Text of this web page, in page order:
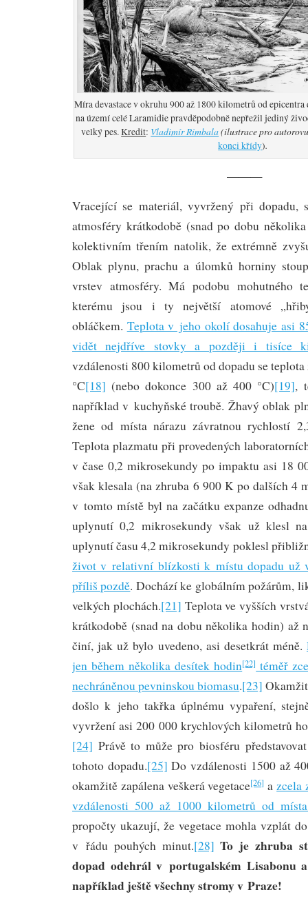
Míra devastace v okruhu 900 až 1800 kilometrů od epicentra
na území celé Laramidie pravděpodobně nepřežil jediný
velký pes.Kredit: Vladimír Rimbala(ilustrace pro
konci křídy).
———
Vracející se materiál, vyvržený při dopadu,
atmosféry krátkodobě (snad po dobu
kolektivním třením natolik, že extrémně
Oblak plynu, prachu a úlomků horniny
vrstev atmosféry. Má podobu mohutného
kterému jsou i ty největší atomové
obláčkem. Teplota v jeho okolí dosahuje asi
vidět nejdříve stovky a později i tisíce
vzdálenosti 800 kilometrů od dopadu se
°C[18] (nebo dokonce 300 až 400 °C)[19],
například v kuchyňské troubě. Žhavý oblak
žene od místa nárazu závratnou rychlostí
Teplota plazmatu při provedených
v čase 0,2 mikrosekundy po impaktu asi 18
však klesala (na zhruba 6 900 K po dalších 4
v tomto místě byl na začátku expanze
uplynutí 0,2 mikrosekundy však už klesl
uplynutí času 4,2 mikrosekundy poklesl
život v relativní blízkosti k místu dopadu už
příliš pozdě. Dochází ke globálním požárům,
velkých plochách.[21] Teplota ve vyšších
krátkodobě (snad na dobu několika hodin) až
činí, jak už bylo uvedeno, asi desetkrát méně.
jen během několika desítek hodin[22] téměř
nechráněnou pevninskou biomasu.[23]
došlo k jeho takřka úplnému vypaření,
vyvržení asi 200 000 krychlových kilometrů
[24] Právě to může pro biosféru
tohoto dopadu.[25] Do vzdálenosti 1500 až
okamžitě zapálena veškerá vegetace[26] azcela
vzdálenosti 500 až 1000 kilometrů od
propočty ukazují, že vegetace mohla vzplát
v řádu pouhých minut.[28] To je zhruba
dopad odehrál v portugalském Lisabonu
například ještě všechny stromy v Praze!